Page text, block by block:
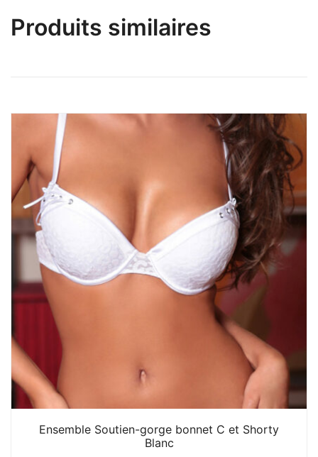
Produits similaires
Ensemble Soutien-gorge bonnet C et Shorty
Blanc